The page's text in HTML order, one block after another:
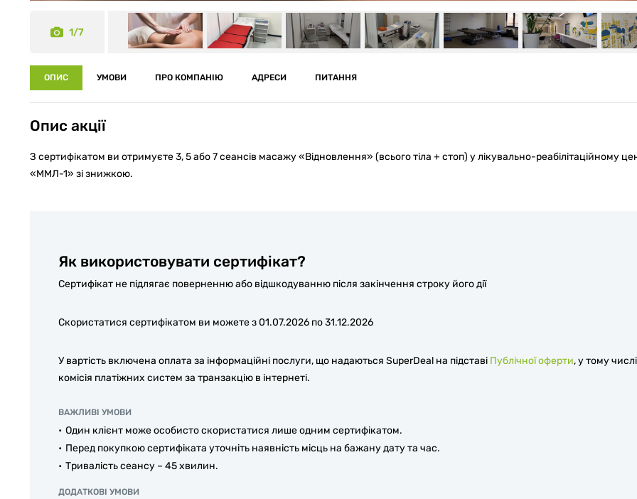
1/7
ОПИС УМОВИ ПРО КОМПАНІЮ АДРЕСИ ПИТАННЯ
Опис акції
З сертифікатом ви отримуєте 3, 5 або 7 сеансів масажу «Відновлення» (всього тіла + стоп) у лікувально-реабілітаційному
«ММЛ-1» зі знижкою.
Як використовувати сертифікат?
Сертифікат не підлягає поверненню або відшкодуванню після закінчення строку його дії
Скористатися сертифікатом ви можете з 01.07.2026 по 31.12.2026
У вартість включена оплата за інформаційні послуги, що надаються SuperDeal на підставі Публічної оферти, у тому числі
комісія платіжних систем за транзакцію в інтернеті.
ВАЖЛИВІ УМОВИ
Один клієнт може особисто скористатися лише одним сертифікатом.
Перед покупкою сертифіката уточніть наявність місць на бажану дату та час.
Тривалість сеансу – 45 хвилин.
ДОДАТКОВІ УМОВИ